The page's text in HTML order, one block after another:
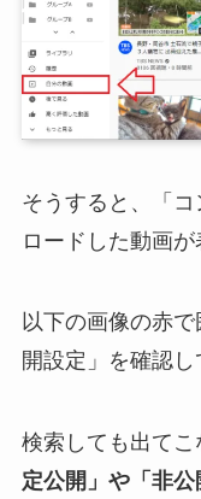
そうすると、「
ロードした動画が
以下の画像の赤
開設定」を確認し
検索しても出てこ
定公開」や「非